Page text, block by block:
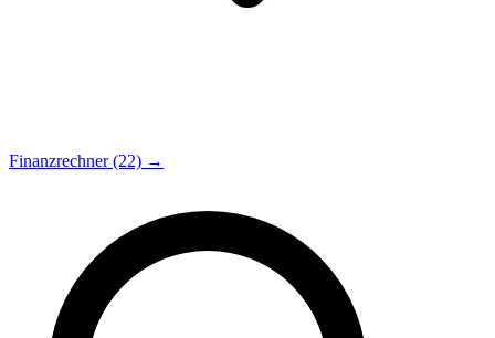
Finanzrechner (22) →